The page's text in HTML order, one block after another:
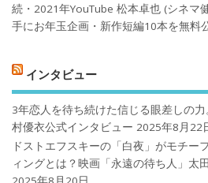
続・2021年YouTube 松本卓也 (シネマ
手にお年玉企画・新作短編10本を無料
インタビュー
3年恋人を待ち続けた信じる眼差しの
村優衣公式インタビュー 2025年8月22
ドストエフスキーの「白夜」がモチー
ィングとは？映画「永遠の待ち人」太